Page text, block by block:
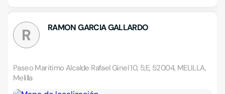
R RAMON GARCIA GALLARDO
Paseo Maritimo Alcalde Rafael Ginel 10, 5;E, 52004, MELILLA,
Melilla